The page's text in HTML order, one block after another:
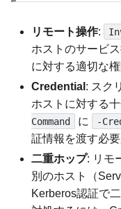
リモート操作:
ホストのサービ
に対する適切な
Credential : スク
ホストに対する
Command
に -
証情報を渡す必要
二重ホップ: リモ
別のホスト（
Kerberos認証で